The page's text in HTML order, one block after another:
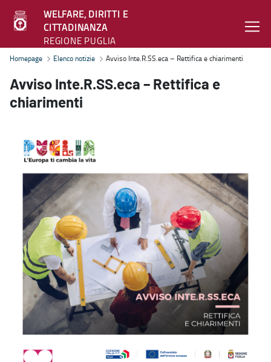
WELFARE, DIRITTI E
CITTADINANZA
REGIONE PUGLIA
Avviso Inte.R.SS.eca – Rettifica e chiarimenti - Welfare, diritti e
Homepage Elenco notizie Avviso Inte.R.SS.eca – Rettifica e chiarimenti
Avviso Inte.R.SS.eca – Rettifica e
chiarimenti